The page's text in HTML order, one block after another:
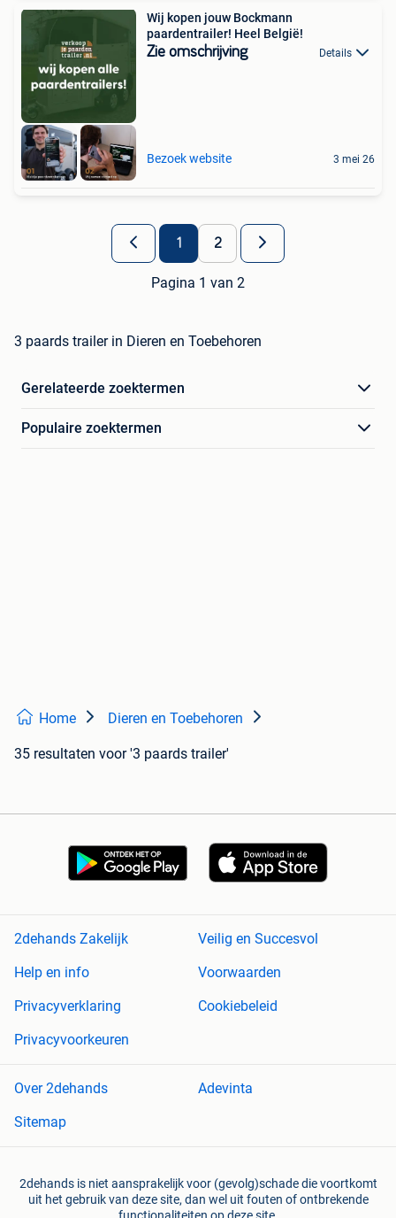
Wij kopen jouw Bockmann
paardentrailer! Heel België!
Zie omschrijving Details
Bezoek website 3 mei 26
1 2
Pagina 1 van 2
3 paards trailer in Dieren en Toebehoren
Gerelateerde zoektermen
Populaire zoektermen
Home Dieren en Toebehoren
35 resultaten voor '3 paards trailer'
2dehands Zakelijk
Veilig en Succesvol
Help en info
Voorwaarden
Privacyverklaring
Cookiebeleid
Privacyvoorkeuren
Over 2dehands
Adevinta
Sitemap
2dehands is niet aansprakelijk voor (gevolg)schade die voortkomt
uit het gebruik van deze site, dan wel uit fouten of ontbrekende